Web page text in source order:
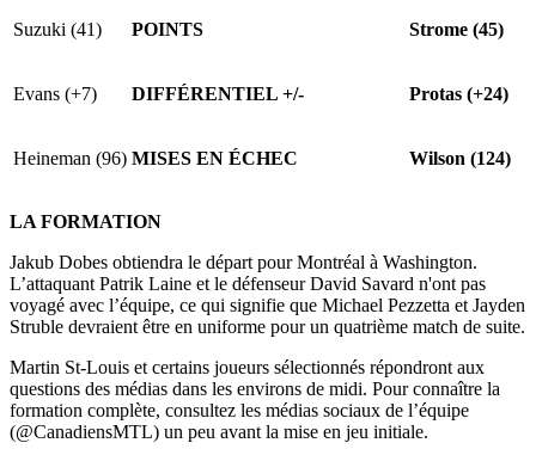
Suzuki (41) POINTS Strome (45)
Evans (+7) DIFFÉRENTIEL +/- Protas (+24)
Heineman (96) MISES EN ÉCHEC Wilson (124)
LA FORMATION
Jakub Dobes obtiendra le départ pour Montréal à Washington.
L’attaquant Patrik Laine et le défenseur David Savard n'ont pas
voyagé avec l’équipe, ce qui signifie que Michael Pezzetta et Jayden
Struble devraient être en uniforme pour un quatrième match de suite.
Martin St-Louis et certains joueurs sélectionnés répondront aux
questions des médias dans les environs de midi. Pour connaître la
formation complète, consultez les médias sociaux de l’équipe
(@CanadiensMTL) un peu avant la mise en jeu initiale.